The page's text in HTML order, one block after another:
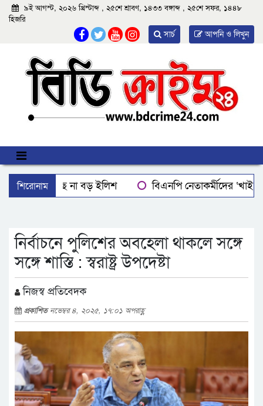
৯ই আগস্ট, ২০২৬ খ্রিস্টাব্দ , ২৫শে শ্রাবণ, ১৪৩৩ বঙ্গাব্দ , ২৫শে সফর, ১৪৪৮
হিজরি
আপনি ও লিখুন
সার্চ
শিরোনাম
বরিশালে মিলছে না বড় ইলিশ
বিএনপি নেতাকর্মীদের ‘খাই
নির্বাচনে পুলিশের অবহেলা থাকলে সঙ্গে
সঙ্গে শাস্তি : স্বরাষ্ট্র উপদেষ্টা
নিজস্ব প্রতিবেদক
প্রকাশিতনভেম্বর ৪, ২০২৫, ১৭:০১ অপরাহ্ণ